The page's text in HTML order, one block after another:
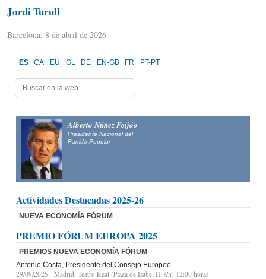
Jordi Turull
Barcelona, 8 de abril de 2026
ES CA EU GL DE EN-GB FR PT-PT
Alberto Núñez Feijóo
Presidente Nacional del
Partido Popular
Actividades Destacadas 2025-26
NUEVA ECONOMÍA FÓRUM
PREMIO FÓRUM EUROPA 2025
PREMIOS NUEVA ECONOMÍA FÓRUM
Antonio Costa, Presidente del Consejo Europeo
29/09/2025 - Madrid, Teatro Real (Plaza de Isabel II, s/n) 12:00 horas